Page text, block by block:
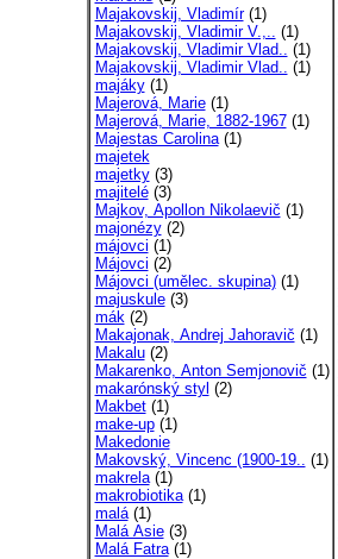
Majakovskij, Vladimír(1)
Majakovskij, Vladimir V.,.. (1)
Majakovskij, Vladimir Vlad.. (1)
Majakovskij, Vladimir Vlad.. (1)
majáky(1)
Majerová, Marie(1)
Majerová, Marie, 1882-1967(1)
Majestas Carolina(1)
majetek
majetky(3)
majitelé(3)
Majkov, Apollon Nikolaevič (1)
majonézy(2)
májovci (1)
Májovci (2)
Májovci (umělec. skupina)(1)
majuskule(3)
mák(2)
Makajonak, Andrej Jahoravič (1)
Makalu(2)
Makarenko, Anton Semjonovič (1)
makarónský styl (2)
Makbet(1)
make-up(1)
Makedonie
Makovský, Vincenc (1900-19.. (1)
makrela(1)
makrobiotika(1)
malá(1)
Malá Asie(3)
Malá Fatra(1)